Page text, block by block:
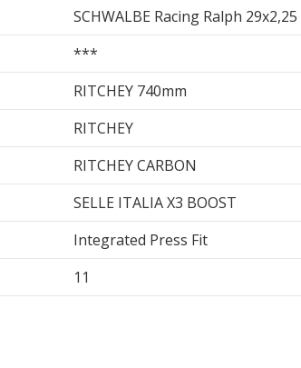
SCHWALBE Racing Ralph 29x2,25
***
RITCHEY 740mm
RITCHEY
RITCHEY CARBON
SELLE ITALIA X3 BOOST
Integrated Press Fit
11